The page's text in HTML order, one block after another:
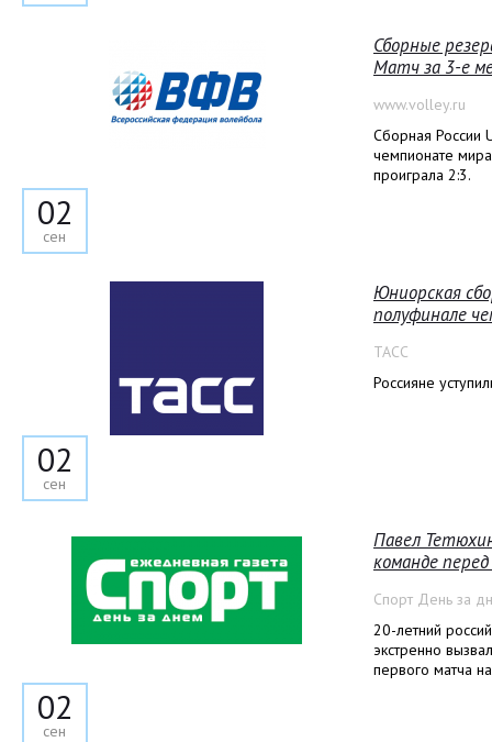
02
сен
Сборные
Матч за 3-е
www.volley.ru
Сборная России
чемпионате
проиграла 2:3.
02
сен
Юниорская
полуфинале
ТАСС
Россияне
02
сен
Павел
команде
Спорт День за
20-летний
экстренно
первого матча